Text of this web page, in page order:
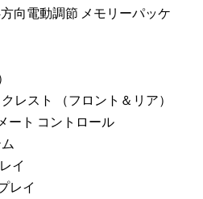
向電動調節 メモリーパッケ
レスト （フロント＆リア）
ート コントロール
イ
レイ